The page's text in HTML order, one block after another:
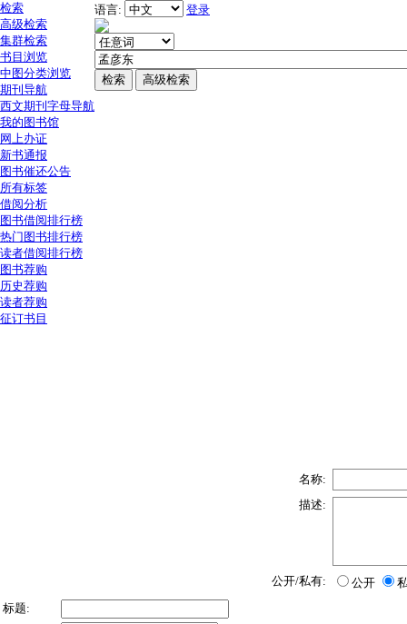
检索
高级检索
集群检索
书目浏览
中图分类浏览
期刊导航
西文期刊字母导航
我的图书馆
网上办证
新书通报
图书催还公告
所有标签
借阅分析
图书借阅排行榜
热门图书排行榜
读者借阅排行榜
图书荐购
历史荐购
读者荐购
征订书目
语言: 登录
名称:
描述:
公开/私有: 公开
标题: